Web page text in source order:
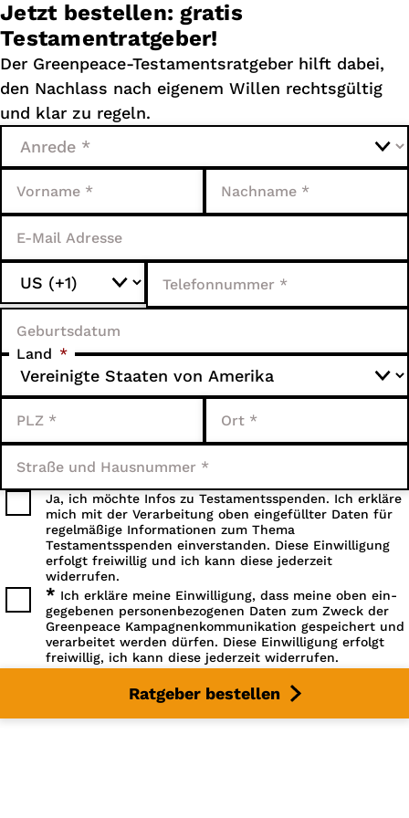
Jetzt bestellen: gratis
Testamentratgeber!
Der Greenpeace-Testamentsratgeber hilft dabei,
den Nachlass nach eigenem Willen rechtsgültig
und klar zu regeln.
Land
Ja, ich möchte Infos zu Testamentsspenden. Ich erkläre
mich mit der Verarbeitung oben eingefüllter Daten für
regelmäßige Informationen zum Thema
Testamentsspenden einverstanden. Diese Einwilligung
erfolgt freiwillig und ich kann diese jederzeit
widerrufen.
* Ich erkläre meine Einwilligung, dass meine oben ein­
gegebenen personen­bezogenen Daten zum Zweck der
Greenpeace Kampagnen­kommunikation gespeichert und
verarbeitet werden dürfen. Diese Einwilligung erfolgt
freiwillig, ich kann diese jederzeit widerrufen.
Ratgeber bestellen